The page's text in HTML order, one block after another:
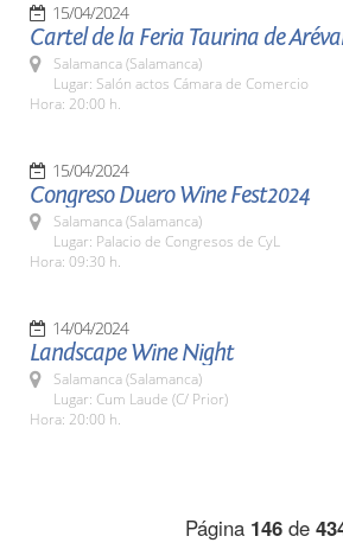
15/04/2024
Cartel de la Feria Taurina de
Salamanca (Salamanca)
Lugar: Salón actos Cámara de Comercio
Hora: 20:00 h.
15/04/2024
Congreso Duero Wine Fest2024
Salamanca (Salamanca)
Lugar: Palacio de Congresos de CyL
Hora: 09:30 h.
14/04/2024
Landscape Wine Night
Salamanca (Salamanca)
Lugar: Cum Laude (C/ Prior)
Hora: 20:00 h.
Página 146de